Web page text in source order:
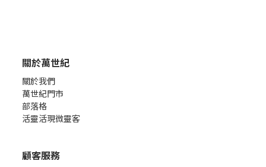
關於萬世紀
關於我們
萬世紀門市
部落格
活靈活現微靈客
顧客服務